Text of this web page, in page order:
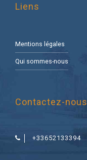
Liens
Mentions légales
Qui sommes-nous
Contactez-nous
+33652133394